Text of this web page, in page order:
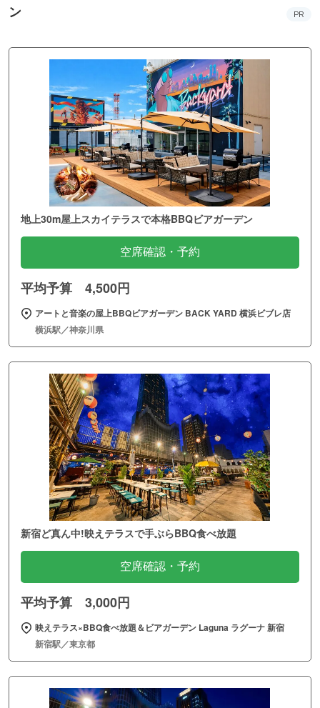
ン
PR
地上30m屋上スカイテラスで本格BBQビアガーデン
空席確認・予約
平均予算 4,500円
アートと音楽の屋上BBQビアガーデン BACK YARD 横浜ビブレ店
横浜駅／神奈川県
新宿ど真ん中!映えテラスで手ぶらBBQ食べ放題
空席確認・予約
平均予算 3,000円
映えテラス×BBQ食べ放題＆ビアガーデン Laguna ラグーナ 新宿
新宿駅／東京都